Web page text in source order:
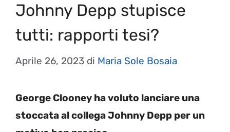
Johnny Depp stupisce
tutti: rapporti tesi?
Aprile 26, 2023 di Maria Sole Bosaia
George Clooney ha voluto lanciare una
stoccata al collega Johnny Depp per un